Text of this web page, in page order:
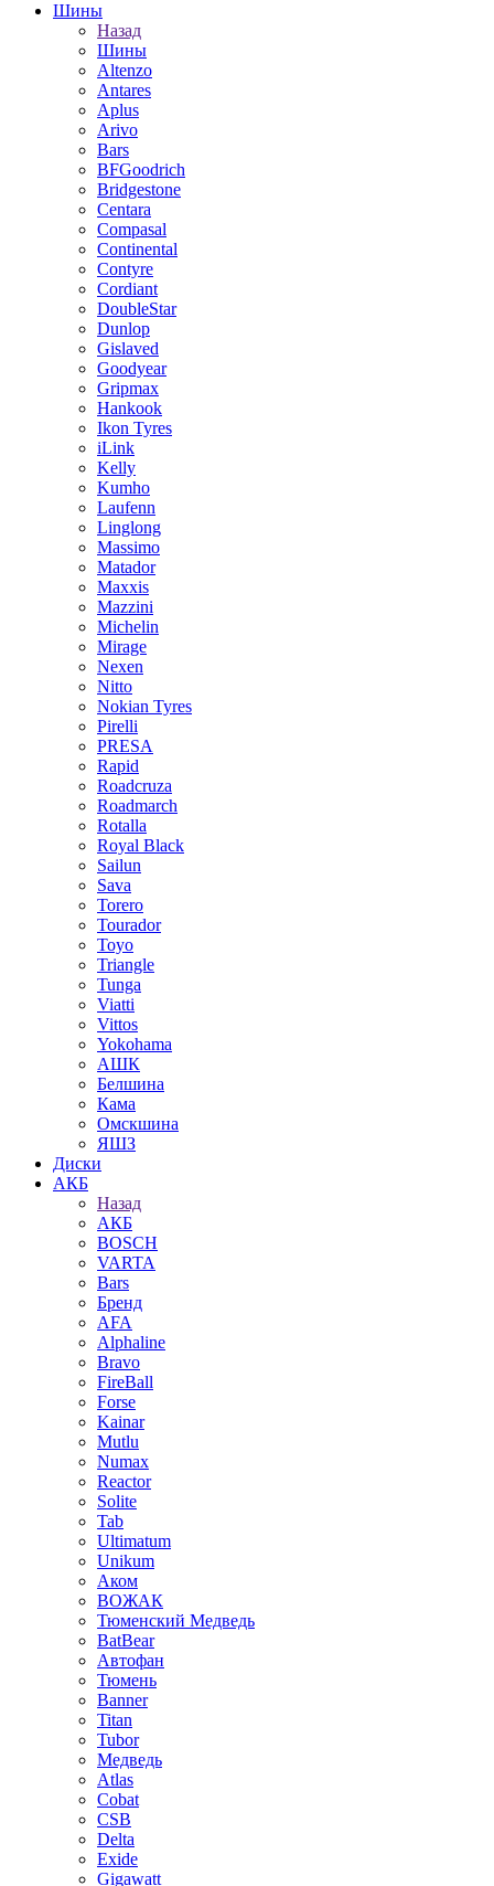
Шины
Назад
Шины
Altenzo
Antares
Aplus
Arivo
Bars
BFGoodrich
Bridgestone
Centara
Compasal
Continental
Contyre
Cordiant
DoubleStar
Dunlop
Gislaved
Goodyear
Gripmax
Hankook
Ikon Tyres
iLink
Kelly
Kumho
Laufenn
Linglong
Massimo
Matador
Maxxis
Mazzini
Michelin
Mirage
Nexen
Nitto
Nokian Tyres
Pirelli
PRESA
Rapid
Roadcruza
Roadmarch
Rotalla
Royal Black
Sailun
Sava
Torero
Tourador
Toyo
Triangle
Tunga
Viatti
Vittos
Yokohama
АШК
Белшина
Кама
Омскшина
ЯШЗ
Диски
АКБ
Назад
АКБ
BOSCH
VARTA
Bars
Бренд
AFA
Alphaline
Bravo
FireBall
Forse
Kainar
Mutlu
Numax
Reactor
Solite
Tab
Ultimatum
Unikum
Аком
ВОЖАК
Тюменский Медведь
BatBear
Автофан
Тюмень
Banner
Titan
Tubor
Медведь
Atlas
Cobat
CSB
Delta
Exide
Gigawatt